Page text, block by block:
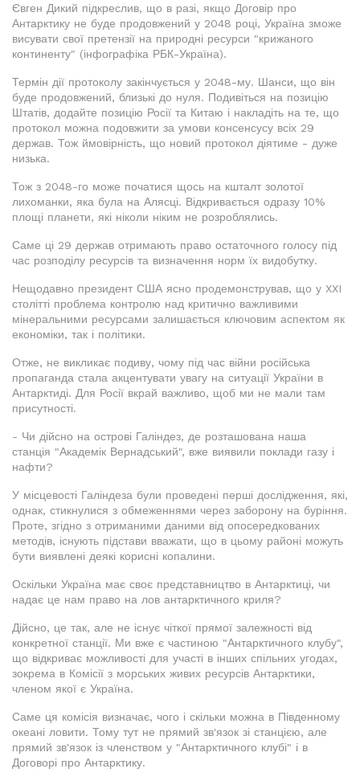
Євген Дикий підкреслив, що в разі, якщо Договір про
Антарктику не буде продовжений у 2048 році, Україна зможе
висувати свої претензії на природні ресурси "крижаного
континенту" (інфографіка РБК-Україна).
Термін дії протоколу закінчується у 2048-му. Шанси, що він
буде продовжений, близькі до нуля. Подивіться на позицію
Штатів, додайте позицію Росії та Китаю і накладіть на те, що
протокол можна подовжити за умови консенсусу всіх 29
держав. Тож ймовірність, що новий протокол діятиме - дуже
низька.
Тож з 2048-го може початися щось на кшталт золотої
лихоманки, яка була на Алясці. Відкривається одразу 10%
площі планети, які ніколи ніким не розроблялись.
Саме ці 29 держав отримають право остаточного голосу під
час розподілу ресурсів та визначення норм їх видобутку.
Нещодавно президент США ясно продемонстрував, що у XXI
столітті проблема контролю над критично важливими
мінеральними ресурсами залишається ключовим аспектом як
економіки, так і політики.
Отже, не викликає подиву, чому під час війни російська
пропаганда стала акцентувати увагу на ситуації України в
Антарктиді. Для Росії вкрай важливо, щоб ми не мали там
присутності.
- Чи дійсно на острові Галіндез, де розташована наша
станція "Академік Вернадський", вже виявили поклади газу і
нафти?
У місцевості Галіндеза були проведені перші дослідження, які,
однак, стикнулися з обмеженнями через заборону на буріння.
Проте, згідно з отриманими даними від опосередкованих
методів, існують підстави вважати, що в цьому районі можуть
бути виявлені деякі корисні копалини.
Оскільки Україна має своє представництво в Антарктиці, чи
надає це нам право на лов антарктичного криля?
Дійсно, це так, але не існує чіткої прямої залежності від
конкретної станції. Ми вже є частиною "Антарктичного клубу",
що відкриває можливості для участі в інших спільних угодах,
зокрема в Комісії з морських живих ресурсів Антарктики,
членом якої є Україна.
Саме ця комісія визначає, чого і скільки можна в Південному
океані ловити. Тому тут не прямий зв'язок зі станцією, але
прямий зв'язок із членством у "Антарктичного клубі" і в
Договорі про Антарктику.